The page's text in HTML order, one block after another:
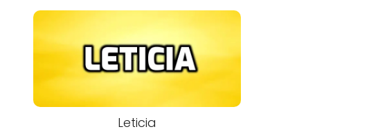
Leticia